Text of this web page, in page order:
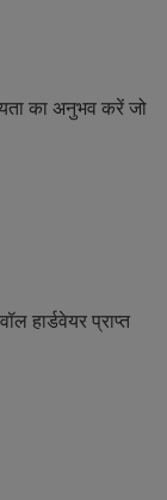
का अनुभव करें जो
हार्डवेयर प्राप्त